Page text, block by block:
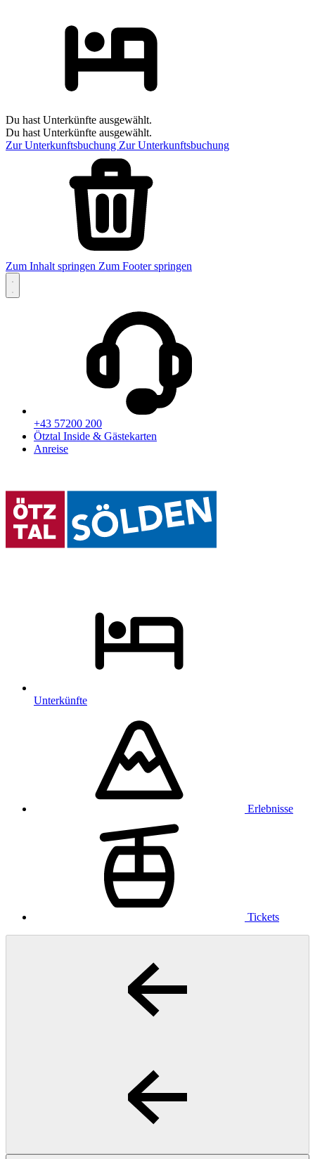
Du hast Unterkünfte ausgewählt.
Du hast Unterkünfte ausgewählt.
Zur Unterkunftsbuchung Zur Unterkunftsbuchung
Zum Inhalt springen Zum Footer springen
+43 57200 200
Ötztal Inside & Gästekarten
Anreise
Unterkünfte
Erlebnisse
Tickets